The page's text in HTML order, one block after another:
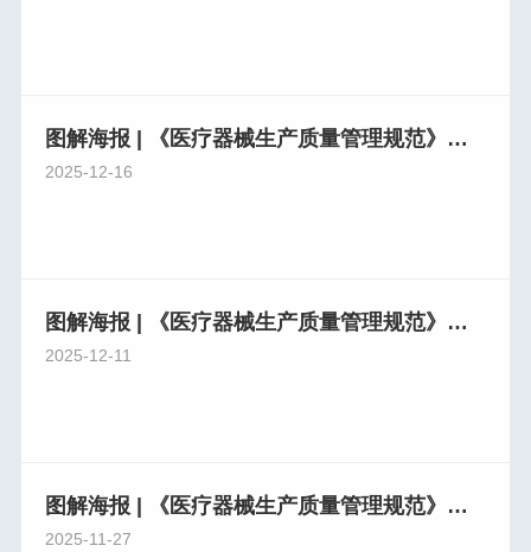
图解海报 | 《医疗器械生产质量管理规范》系列解读（八）
2025-12-16
图解海报 | 《医疗器械生产质量管理规范》系列解读（七）
2025-12-11
图解海报 | 《医疗器械生产质量管理规范》系列解读（五）
2025-11-27